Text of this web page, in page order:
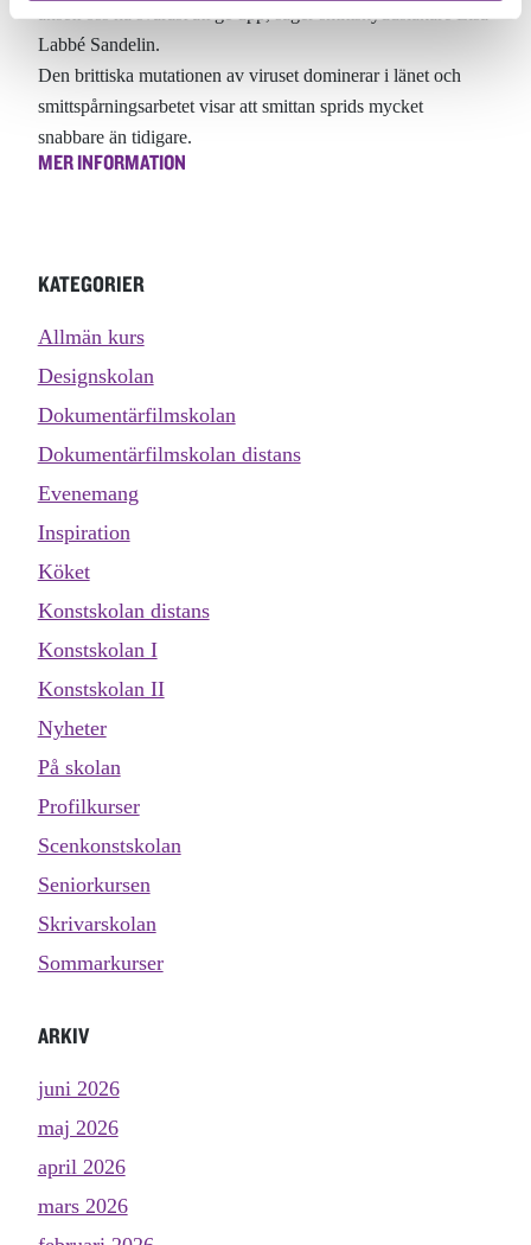
Labbé Sandelin.
Den brittiska mutationen av viruset dominerar i länet och
smittspårningsarbetet visar att smittan sprids mycket
snabbare än tidigare.
MER INFORMATION
KATEGORIER
Allmän kurs
Designskolan
Dokumentärfilmskolan
Dokumentärfilmskolan distans
Evenemang
Inspiration
Köket
Konstskolan distans
Konstskolan I
Konstskolan II
Nyheter
På skolan
Profilkurser
Scenkonstskolan
Seniorkursen
Skrivarskolan
Sommarkurser
ARKIV
juni 2026
maj 2026
april 2026
mars 2026